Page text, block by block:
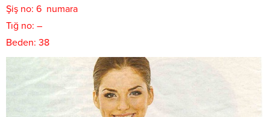
Şiş no: 6 numara
Tığ no: –
Beden: 38